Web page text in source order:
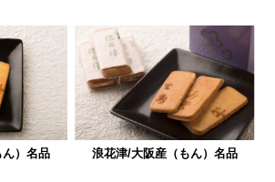
）名品 浪花津/大阪産（もん）名品